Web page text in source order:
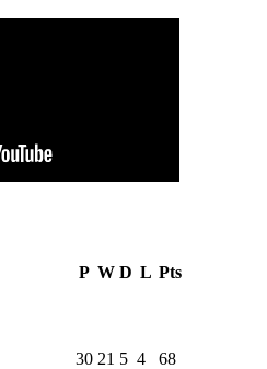
P W D L Pts
30 21 5 4 68